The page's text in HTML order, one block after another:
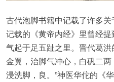
古代泡脚书籍中记载了许多
记载的《黄帝内经》里曾经
气起于足五趾之里。晋代葛
金翼，治脚气冲心，白矾二
浸洗脚，良。”神医华佗的《